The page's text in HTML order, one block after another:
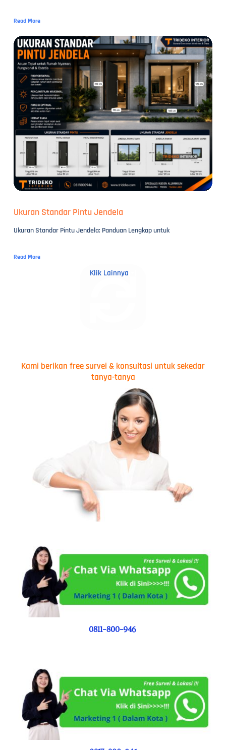
Read More
Ukuran Standar Pintu Jendela
Ukuran Standar Pintu Jendela: Panduan Lengkap untuk
Read More
Klik Lainnya
Kami berikan free survei & konsultasi untuk sekedar
tanya-tanya
0811-800-946